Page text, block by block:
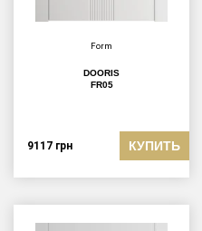
Form
DOORIS
FR05
9117 грн КУПИТЬ